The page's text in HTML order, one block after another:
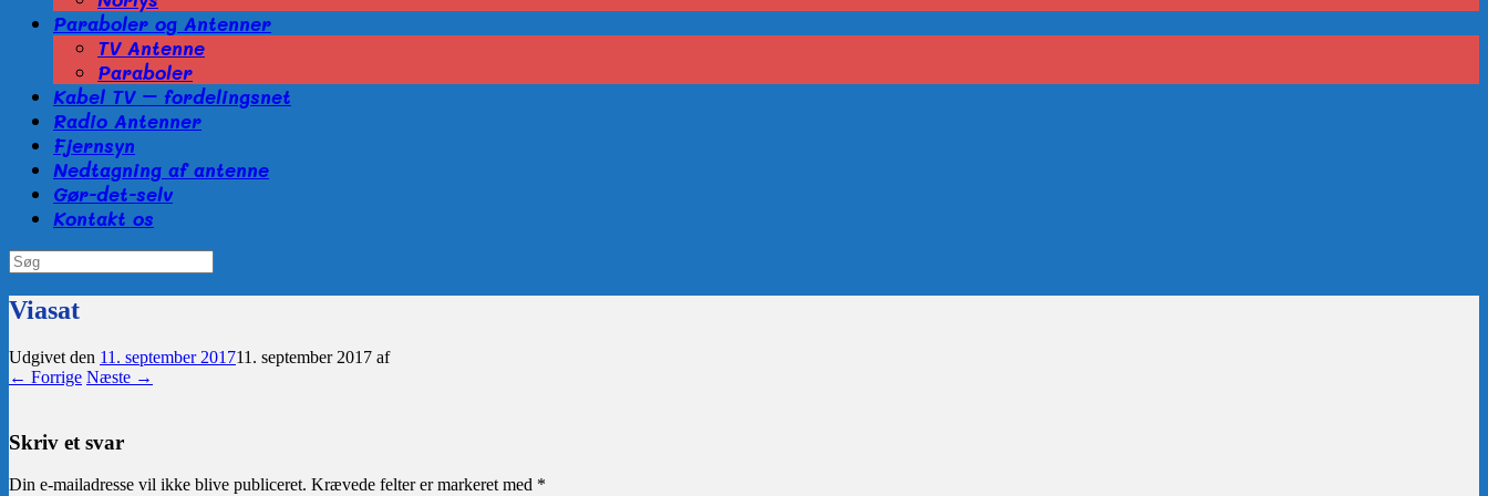
Paraboler og Antenner
TV Antenne
Paraboler
Kabel TV – fordelingsnet
Radio Antenner
Fjernsyn
Nedtagning af antenne
Gør-det-selv
Kontakt os
Søg
Viasat
Udgivet den 11. september 201711. september 2017 af
← Forrige Næste →
Skriv et svar
Din e-mailadresse vil ikke blive publiceret. Krævede felter er markeret med *